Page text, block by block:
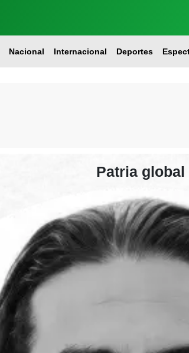
Nacional Internacional Deportes
Patria global